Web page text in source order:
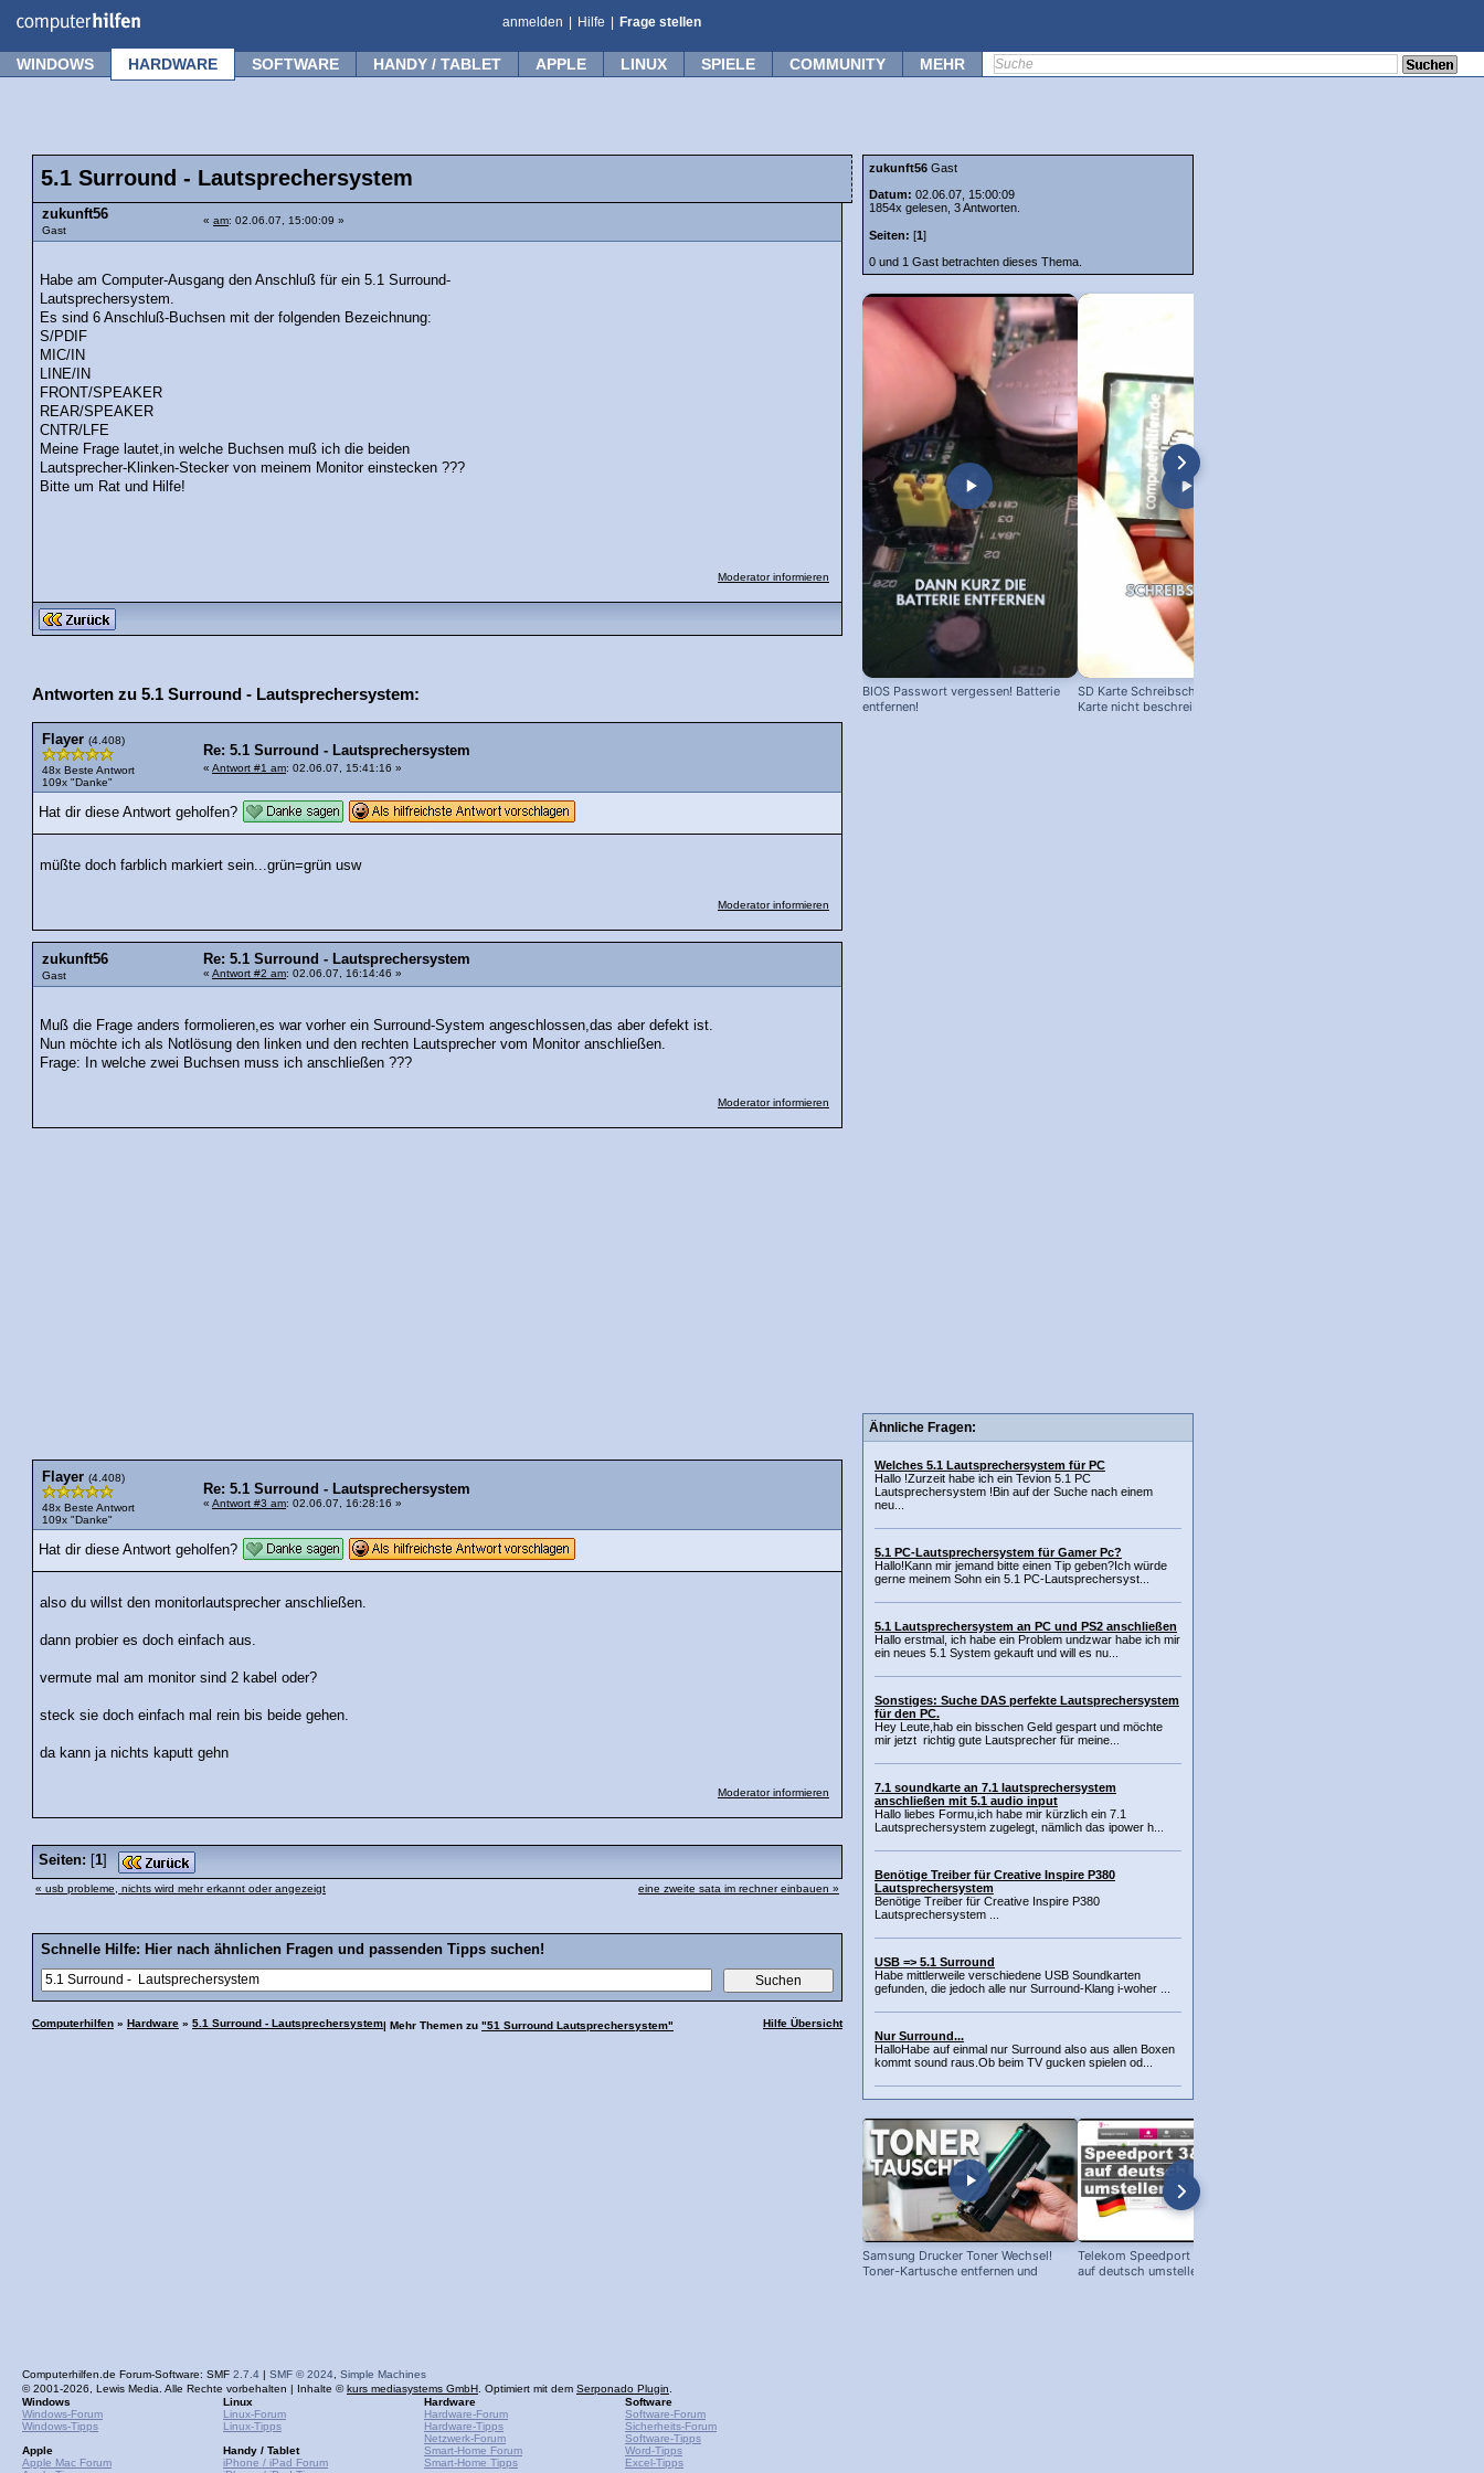
anmelden Hilfe Frage stellen
WINDOWS HARDWARE SOFTWARE HANDY / TABLET APPLE LINUX SPIELE COMMUNITY MEHR
5.1 Surround - Lautsprechersystem
zukunft56
Gast
« am: 02.06.07, 15:00:09 »
Habe am Computer-Ausgang den Anschluß für ein 5.1 Surround-
Lautsprechersystem.
Es sind 6 Anschluß-Buchsen mit der folgenden Bezeichnung:
S/PDIF
MIC/IN
LINE/IN
FRONT/SPEAKER
REAR/SPEAKER
CNTR/LFE
Meine Frage lautet,in welche Buchsen muß ich die beiden
Lautsprecher-Klinken-Stecker von meinem Monitor einstecken ???
Bitte um Rat und Hilfe!
Moderator informieren
Antworten zu 5.1 Surround - Lautsprechersystem:
Flayer (4.408)
48x Beste Antwort
109x "Danke"
Re: 5.1 Surround - Lautsprechersystem
« Antwort #1 am: 02.06.07, 15:41:16 »
Hat dir diese Antwort geholfen?
müßte doch farblich markiert sein...grün=grün usw
Moderator informieren
zukunft56
Gast
Re: 5.1 Surround - Lautsprechersystem
« Antwort #2 am: 02.06.07, 16:14:46 »
Muß die Frage anders formolieren,es war vorher ein Surround-System angeschlossen,das aber defekt ist.
Nun möchte ich als Notlösung den linken und den rechten Lautsprecher vom Monitor anschließen.
Frage: In welche zwei Buchsen muss ich anschließen ???
Moderator informieren
Flayer (4.408)
48x Beste Antwort
109x "Danke"
Re: 5.1 Surround - Lautsprechersystem
« Antwort #3 am: 02.06.07, 16:28:16 »
Hat dir diese Antwort geholfen?
also du willst den monitorlautsprecher anschließen.
dann probier es doch einfach aus.
vermute mal am monitor sind 2 kabel oder?
steck sie doch einfach mal rein bis beide gehen.
da kann ja nichts kaputt gehn
Moderator informieren
Seiten: [1]
« usb probleme, nichts wird mehr erkannt oder angezeigt eine zweite sata im rechner einbauen »
Schnelle Hilfe: Hier nach ähnlichen Fragen und passenden Tipps suchen!
Computerhilfen » Hardware » 5.1 Surround - Lautsprechersystem Hilfe Übersicht
| Mehr Themen zu "51 Surround Lautsprechersystem"
zukunft56 Gast
Datum: 02.06.07, 15:00:09
1854x gelesen, 3 Antworten.
Seiten: [1]
0 und 1 Gast betrachten dieses Thema.
BIOS Passwort vergessen! Batterie
entfernen!
SD Karte Schreibschutz austricksen:
Karte nicht beschreibbar?
Ähnliche Fragen:
Welches 5.1 Lautsprechersystem für PC
Hallo !Zurzeit habe ich ein Tevion 5.1 PC
Lautsprechersystem !Bin auf der Suche nach einem
neu...
5.1 PC-Lautsprechersystem für Gamer Pc?
Hallo!Kann mir jemand bitte einen Tip geben?Ich würde
gerne meinem Sohn ein 5.1 PC-Lautsprechersyst...
5.1 Lautsprechersystem an PC und PS2 anschließen
Hallo erstmal, ich habe ein Problem undzwar habe ich mir
ein neues 5.1 System gekauft und will es nu...
Sonstiges: Suche DAS perfekte Lautsprechersystem
für den PC.
Hey Leute,hab ein bisschen Geld gespart und möchte
mir jetzt richtig gute Lautsprecher für meine...
7.1 soundkarte an 7.1 lautsprechersystem
anschließen mit 5.1 audio input
Hallo liebes Formu,ich habe mir kürzlich ein 7.1
Lautsprechersystem zugelegt, nämlich das ipower h...
Benötige Treiber für Creative Inspire P380
Lautsprechersystem
Benötige Treiber für Creative Inspire P380
Lautsprechersystem ...
USB => 5.1 Surround
Habe mittlerweile verschiedene USB Soundkarten
gefunden, die jedoch alle nur Surround-Klang i-woher ...
Nur Surround...
HalloHabe auf einmal nur Surround also aus allen Boxen
kommt sound raus.Ob beim TV gucken spielen od...
Samsung Drucker Toner Wechsel!
Toner-Kartusche entfernen und
Telekom Speedport Router: Sprache
auf deutsch umstellen!
Computerhilfen.de Forum-Software: SMF 2.7.4 | SMF © 2024 Simple Machines
© 2001-2026, Lewis Media. Alle Rechte vorbehalten | Inhalte ©kurs mediasystems GmbH . Optimiert mit dem Serponado Plugin
Windows
Windows-Forum
Windows-Tipps
Apple
Apple Mac Forum
Linux
Linux-Forum
Linux-Tipps
Handy / Tablet
iPhone / iPad Forum
Hardware
Hardware-Forum
Hardware-Tipps
Netzwerk-Forum
Smart-Home Forum
Smart-Home Tipps
Software
Software-Forum
Sicherheits-Forum
Software-Tipps
Word-Tipps
Excel-Tipps